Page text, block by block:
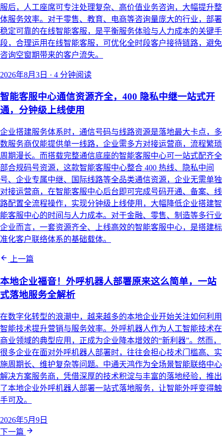
服后，人工座席可专注处理复杂、高价值业务咨询，大幅提升整
体服务效率。对于零售、教育、电商等咨询量庞大的行业，部署
稳定可靠的在线智能客服，是平衡服务体验与人力成本的关键手
段，合理运用在线智能客服，可优化全时段客户接待链路，避免
咨询空窗期带来的客户流失。
2026年8月3日 · 4 分钟阅读
智能客服中心通信资源齐全，400 隐私中继一站式开
通，分钟级上线使用
企业搭建服务体系时，通信号码与线路资源是落地最大卡点，多
数服务商仅能提供单一线路，企业需多方对接运营商，流程繁琐
周期漫长。而搭载完整通信底座的智能客服中心可一站式配齐全
部合规码号资源，这款智能客服中心整合 400 热线、隐私中间
号、企业专属中继、国际线路等全品类通信资源，企业无需单独
对接运营商，在智能客服中心后台即可完成号码开通、备案、线
路配置全流程操作，实现分钟级上线使用，大幅降低企业搭建智
能客服中心的时间与人力成本。对于金融、零售、制造等多行业
企业而言，一套资源齐全、上线高效的智能客服中心，是搭建标
准化客户联络体系的基础载体。
上一篇
本地企业福音！外呼机器人部署原来这么简单，一站
式落地服务全解析
在数字化转型的浪潮中，越来越多的本地企业开始关注如何利用
智能技术提升营销与服务效率。外呼机器人作为人工智能技术在
商业领域的典型应用，正成为企业降本增效的“新利器”。然而，
很多企业在面对外呼机器人部署时，往往会担心技术门槛高、实
施周期长、维护复杂等问题。中通天鸿作为全场景智能联络中心
解决方案服务商，凭借深厚的技术积淀与丰富的落地经验，推出
了本地企业外呼机器人部署一站式落地服务，让智能外呼变得触
手可及。
2026年5月9日
下一篇